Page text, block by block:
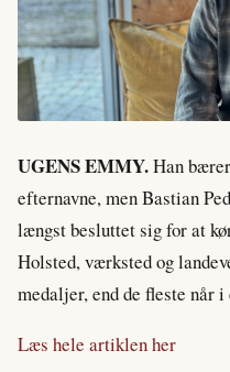
UGENS EMMY.Han
efternavne, men Bastian
længst besluttet sig for at
Holsted, værksted og
medaljer, end de fleste når
Læs hele artiklen her